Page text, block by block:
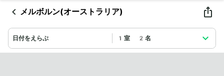
メルボルン(オーストラリア)
日付をえらぶ 1室 2名